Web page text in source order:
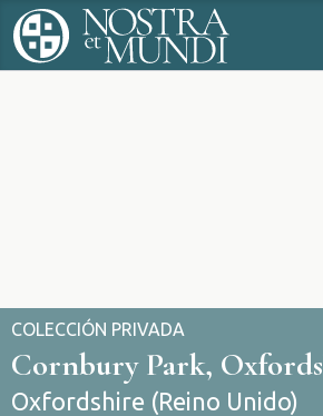
COLECCIÓN PRIVADA
Cornbury Park,
Oxfordshire (Reino Unido)